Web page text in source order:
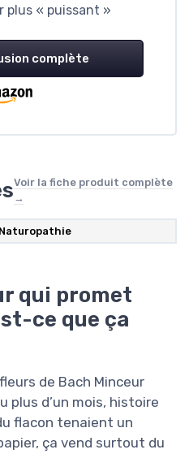
plus « puissant »
complète
Voir la fiche produit complète
→
qui promet
ce que ça
de Bach Minceur
plus d’un mois, histoire
flacon tenaient un
ça vend surtout du